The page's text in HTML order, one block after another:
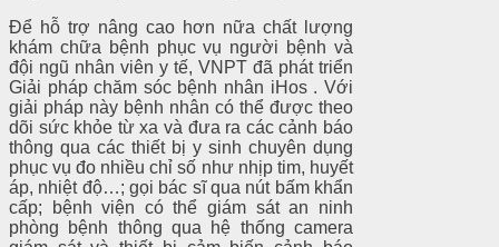
Để hỗ trợ nâng cao hơn nữa chất lượng
khám chữa bệnh phục vụ người bệnh và
đội ngũ nhân viên y tế, VNPT đã phát triển
Giải pháp chăm sóc bệnh nhân iHos . Với
giải pháp này bệnh nhân có thể được theo
dõi sức khỏe từ xa và đưa ra các cảnh báo
thông qua các thiết bị y sinh chuyên dụng
phục vụ đo nhiều chỉ số như nhịp tim, huyết
áp, nhiệt độ…; gọi bác sĩ qua nút bấm khẩn
cấp; bệnh viện có thể giám sát an ninh
phòng bệnh thông qua hệ thống camera